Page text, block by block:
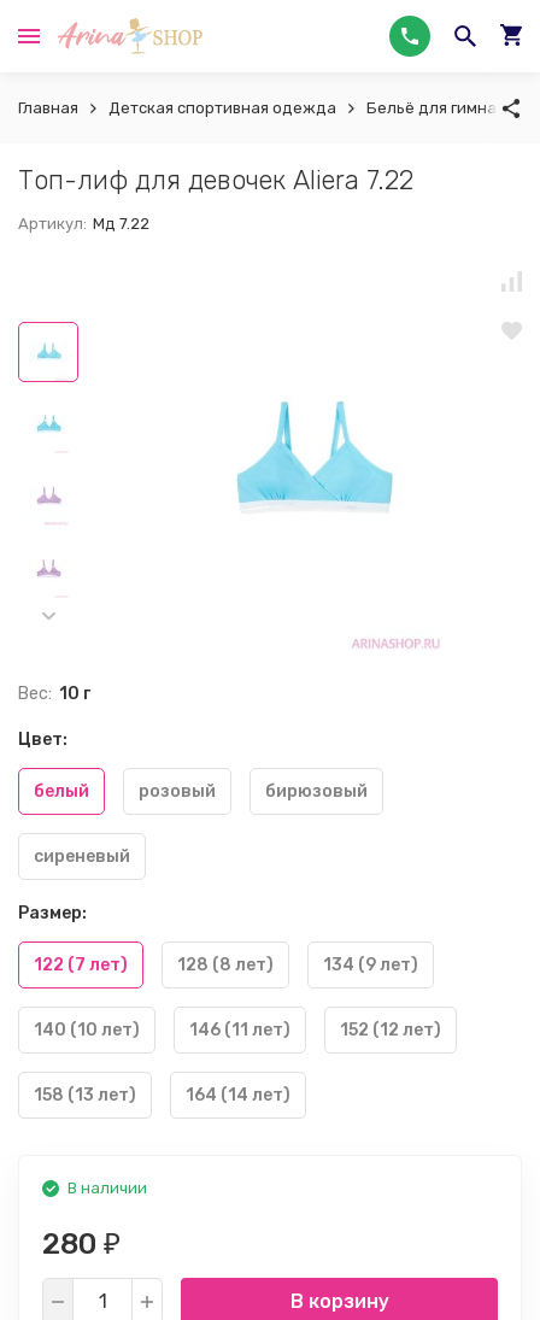
Главная Детская спортивная одежда Бельё для
Топ-лиф для девочек Aliera 7.22
Артикул: Мд 7.22
Вес: 10 г
Цвет:
белый розовый бирюзовый
сиреневый
Размер:
122 (7 лет) 128 (8 лет) 134 (9 лет)
140 (10 лет) 146 (11 лет) 152 (12 лет)
158 (13 лет) 164 (14 лет)
В наличии
280 ₽
В корзину